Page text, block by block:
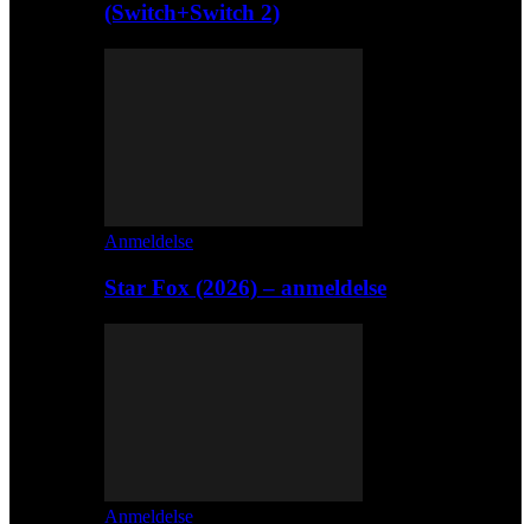
(Switch+Switch 2)
Anmeldelse
Star Fox (2026) – anmeldelse
Anmeldelse